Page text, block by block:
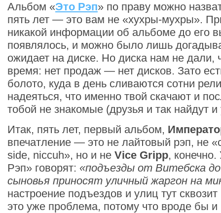
Альбом «Это Рэп» по праву можно
пять лет — это вам не «хухры-мухры».
никакой информации об альбоме до его
появлялось, и можно было лишь
ожидает на диске. Но диска нам не дали,
время: нет продаж — нет дисков. Зато
болото, куда в день сливаются сотни
надеяться, что именно твой скачают и
тобой не знакомые (друзья и так найдут
Итак, пять лет, первый альбом,
впечатление — это не лайтовый рэп, не
side, niccuh», но и не Vice Gripp,
Рэп» говорят: «подъезды от Витебска
сыновья приносят уличный жаргон на
настроение подъездов и улиц тут
это уже проблема, потому что вроде бы